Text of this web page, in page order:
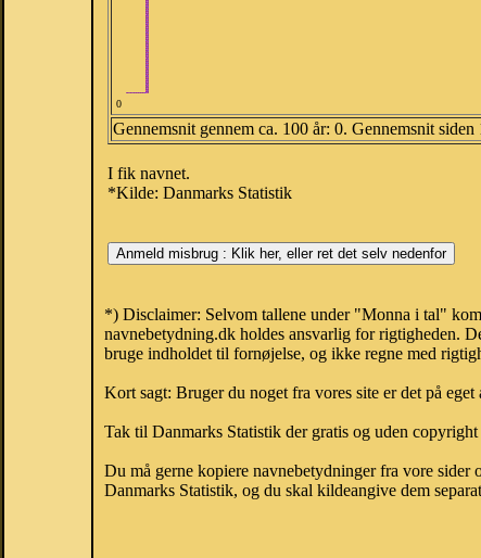
0
Gennemsnit gennem ca. 100 år: 0. Gennemsnit siden
I fik navnet.
*Kilde: Danmarks Statistik
*) Disclaimer: Selvom tallene under "Monna i tal"
navnebetydning.dk holdes ansvarlig for rigtigheden.
bruge indholdet til fornøjelse, og ikke regne med
Kort sagt: Bruger du noget fra vores site er det på eget
Tak til Danmarks Statistik der gratis og uden
Du må gerne kopiere navnebetydninger fra vore sider
Danmarks Statistik, og du skal kildeangive dem